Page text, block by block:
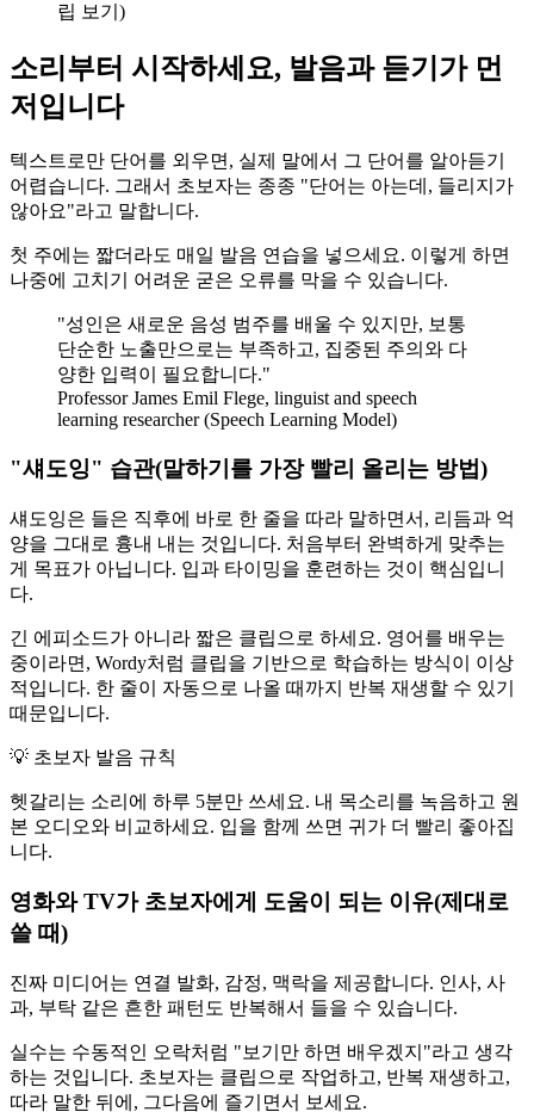
립 보기)
소리부터 시작하세요, 발음과 듣기가 먼
저입니다
텍스트로만 단어를 외우면, 실제 말에서 그 단어를 알아듣기
어렵습니다. 그래서 초보자는 종종 "단어는 아는데, 들리지가
않아요"라고 말합니다.
첫 주에는 짧더라도 매일 발음 연습을 넣으세요. 이렇게 하면
나중에 고치기 어려운 굳은 오류를 막을 수 있습니다.
"성인은 새로운 음성 범주를 배울 수 있지만, 보통
단순한 노출만으로는 부족하고, 집중된 주의와 다
양한 입력이 필요합니다."
Professor James Emil Flege, linguist and speech
learning researcher (Speech Learning Model)
"섀도잉" 습관(말하기를 가장 빨리 올리는 방법)
섀도잉은 들은 직후에 바로 한 줄을 따라 말하면서, 리듬과 억
양을 그대로 흉내 내는 것입니다. 처음부터 완벽하게 맞추는
게 목표가 아닙니다. 입과 타이밍을 훈련하는 것이 핵심입니
다.
긴 에피소드가 아니라 짧은 클립으로 하세요. 영어를 배우는
중이라면, Wordy처럼 클립을 기반으로 학습하는 방식이 이상
적입니다. 한 줄이 자동으로 나올 때까지 반복 재생할 수 있기
때문입니다.
💡 초보자 발음 규칙
헷갈리는 소리에 하루 5분만 쓰세요. 내 목소리를 녹음하고 원
본 오디오와 비교하세요. 입을 함께 쓰면 귀가 더 빨리 좋아집
니다.
영화와 TV가 초보자에게 도움이 되는 이유(제대로
쓸 때)
진짜 미디어는 연결 발화, 감정, 맥락을 제공합니다. 인사, 사
과, 부탁 같은 흔한 패턴도 반복해서 들을 수 있습니다.
실수는 수동적인 오락처럼 "보기만 하면 배우겠지"라고 생각
하는 것입니다. 초보자는 클립으로 작업하고, 반복 재생하고,
따라 말한 뒤에, 그다음에 즐기면서 보세요.